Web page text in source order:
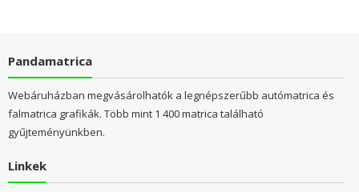
Pandamatrica
Webáruházban megvásárolhatók a legnépszerűbb autómatrica és
falmatrica grafikák. Több mint 1 400 matrica található
gyűjteményünkben.
Linkek